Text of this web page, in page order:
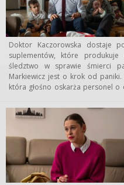
Doktor Kaczorowska dostaje
suplementów, które
śledztwo w sprawie śmierci
Markiewicz jest o krok od
która głośno oskarża personel
razem ostro ściera się z
wrócił w pełni do zdrowia i
samodzielnie operował.